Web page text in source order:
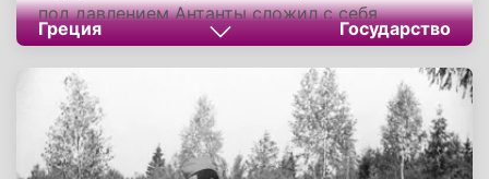
под давлением Антанты сложил с себя
полномочия и покинул страну. Придя к власти
новый король не имел реальной власти, так
как политикой страны занимался премьер-
министр Элефтериос Венизелос. Король
Александр I оказался мудрым полководцем.
Во время Первой мировой войны Греция
Греция Государство